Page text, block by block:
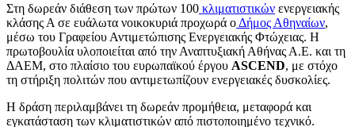
Στη δωρεάν διάθεση των πρώτων 100 κλιματιστικών ενεργειακής
κλάσης Α σε ευάλωτα νοικοκυριά προχωρά ο Δήμος Αθηναίων,
μέσω του Γραφείου Αντιμετώπισης Ενεργειακής Φτώχειας. Η
πρωτοβουλία υλοποιείται από την Αναπτυξιακή Αθήνας Α.Ε. και τη
ΔΑΕΜ, στο πλαίσιο του ευρωπαϊκού έργου ASCEND, με στόχο
τη στήριξη πολιτών που αντιμετωπίζουν ενεργειακές δυσκολίες.
Η δράση περιλαμβάνει τη δωρεάν προμήθεια, μεταφορά και
εγκατάσταση των κλιματιστικών από πιστοποιημένο τεχνικό.